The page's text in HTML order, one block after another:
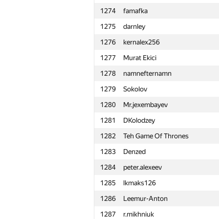
1274
famafka
1275
darnley
1276
kernalex256
1277
Murat Ekici
1278
namnefternamn
1279
Sokolov
1280
Mr.jexembayev
1281
DKolodzey
1282
Teh Game Of Thrones
1283
Denzed
1284
peter.alexeev
1285
lkmaks126
1286
Leemur-Anton
1287
r.mikhniuk
1251 Амиржан Орал
1252
Kuanyshbai.Aybar
1253
percywtc
1254
darlam
1255
podzyuban
1256
x-kolesn
1257
BaturaDim
1258
mahmoudgawad
1259
halin.george
1260
evseev.oa
1261
mibig
1262
psmao20000
1263
nikita.leventiev
1264
expl0si0nn